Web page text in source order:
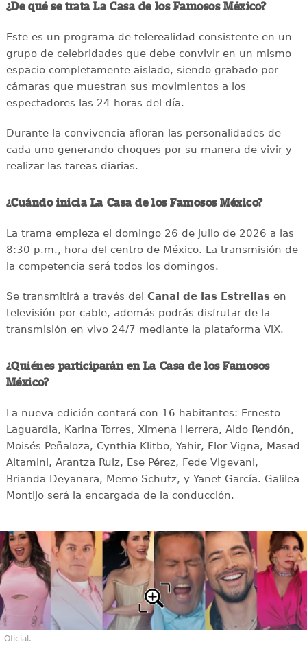
¿De qué se trata La Casa de los Famosos México?
Este es un programa de telerealidad consistente en un
grupo de celebridades que debe convivir en un mismo
espacio completamente aislado, siendo grabado por
cámaras que muestran sus movimientos a los
espectadores las 24 horas del día.
Durante la convivencia afloran las personalidades de
cada uno generando choques por su manera de vivir y
realizar las tareas diarias.
¿Cuándo inicia La Casa de los Famosos México?
La trama empieza el domingo 26 de julio de 2026 a las
8:30 p.m., hora del centro de México. La transmisión de
la competencia será todos los domingos.
Se transmitirá a través del Canal de las Estrellasen
televisión por cable, además podrás disfrutar de la
transmisión en vivo 24/7 mediante la plataforma ViX.
¿Quiénes participarán en La Casa de los Famosos
México?
La nueva edición contará con 16 habitantes: Ernesto
Laguardia, Karina Torres, Ximena Herrera, Aldo Rendón,
Moisés Peñaloza, Cynthia Klitbo, Yahir, Flor Vigna, Masad
Altamini, Arantza Ruiz, Ese Pérez, Fede Vigevani,
Brianda Deyanara, Memo Schutz, y Yanet García. Galilea
Montijo será la encargada de la conducción.
Oficial.